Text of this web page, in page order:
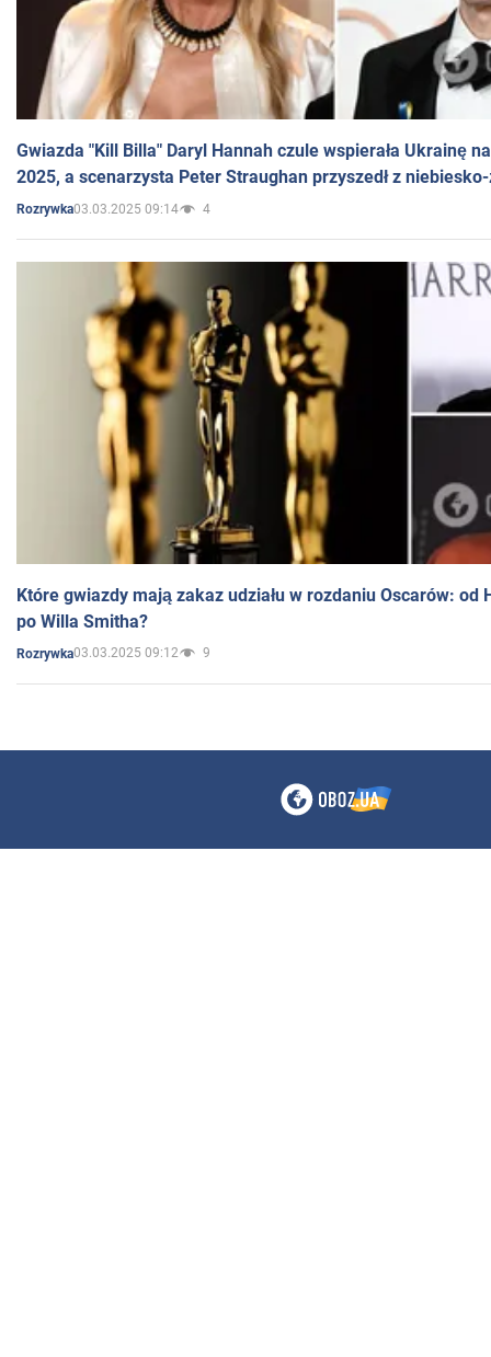
Gwiazda "Kill Billa" Daryl Hannah czule wspierała Ukrainę
2025, a scenarzysta Peter Straughan przyszedł z
Rozrywka03.03.2025 09:14 4
Które gwiazdy mają zakaz udziału w rozdaniu Oscarów: od
po Willa Smitha?
Rozrywka03.03.2025 09:12 9